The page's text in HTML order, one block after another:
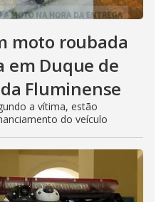
moto roubada
Duque de
Fluminense
a vítima, estão
do veículo